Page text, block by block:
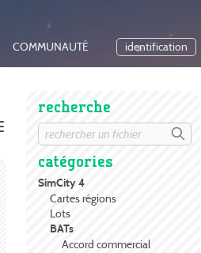
COMMUNAUTÉ identification
recherche
catégories
SimCity 4
Cartes régions
Lots
BATs
Accord commercial